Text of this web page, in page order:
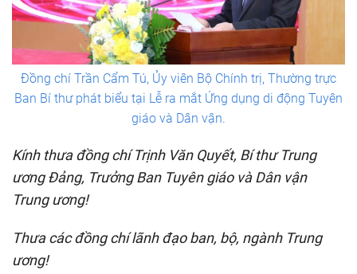
Đồng chí Trần Cẩm Tú, Ủy viên Bộ Chính trị, Thường trực
Ban Bí thư phát biểu tại Lễ ra mắt Ứng dụng di động Tuyên
giáo và Dân vận.
Kính thưa đồng chí Trịnh Văn Quyết, Bí thư Trung
ương Đảng, Trưởng Ban Tuyên giáo và Dân vận
Trung ương!
Thưa các đồng chí lãnh đạo ban, bộ, ngành Trung
ương!